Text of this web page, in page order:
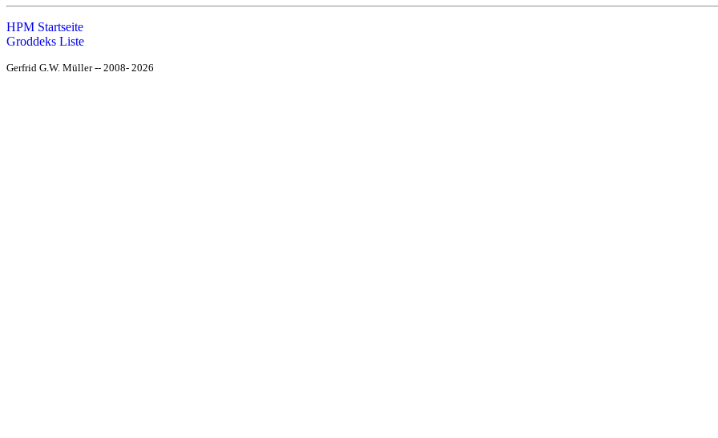
HPM Startseite
Groddeks Liste
Gerfrid G.W. Müller -- 2008- 2026